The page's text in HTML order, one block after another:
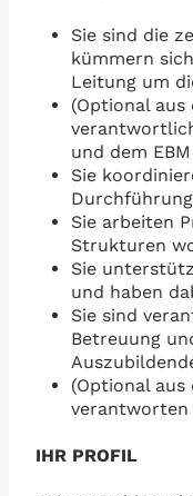
Sie sind die
kümmern
Leitung um
(Optional aus
und dem EBM
Sie
Sie arbeiten
Strukturen
Sie
und haben
Sie sind
Betreuung
(Optional aus
verantworten
IHR PROFIL